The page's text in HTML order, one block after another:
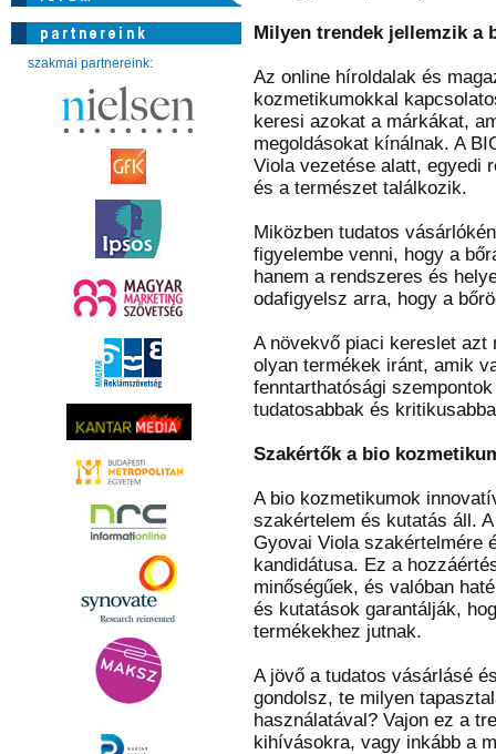
szakmai partnereink:
Milyen trendek jellemzik a
Az online híroldalak és
kozmetikumokkal
keresi azokat a márkákat,
megoldásokat kínálnak. A
Viola vezetése alatt, egyedi
és a természet találkozik.
Miközben tudatos
figyelembe venni, hogy a
hanem a rendszeres és
odafigyelsz arra, hogy a
A növekvő piaci kereslet azt
olyan termékek iránt, amik
fenntarthatósági
tudatosabbak és
Szakértők a bio
A bio kozmetikumok
szakértelem és kutatás áll.
Gyovai Viola szakértelmére
kandidátusa. Ez a
minőségűek, és valóban
és kutatások garantálják,
termékekhez jutnak.
A jövő a tudatos vásárlásé
gondolsz, te milyen
használatával? Vajon ez a
kihívásokra, vagy inkább a